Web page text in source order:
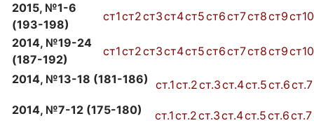
2015, №1-6
(193-198)
ст1ст2ст3ст4ст5ст6ст7ст8ст9ст10
2014, №19-24
(187-192)
ст1ст2ст3ст4ст5ст6ст7ст8ст9ст10
2014, №13-18 (181-186) ст.1ст.2ст.3ст.4ст.5ст.6ст.7
2014, №7-12 (175-180) ст.1ст.2ст.3ст.4ст.5ст.6ст.7